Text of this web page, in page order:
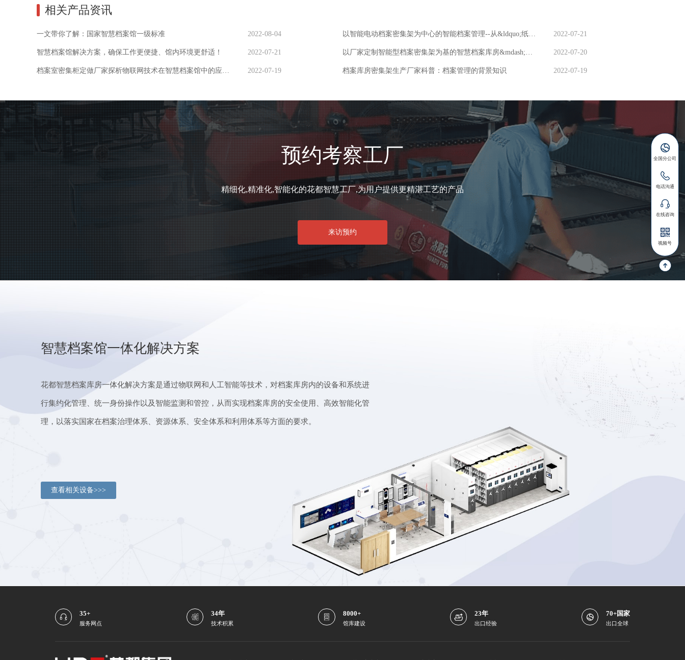
相关产品资讯
一文带你了解：国家智慧档案馆一级标准 2022-08-04 以智能电动档案密集架为中心的智能档案管理--从&ldquo;纸间&rdquo;到&ldquo;指尖&rdquo;的智慧 2022-07-21
智慧档案馆解决方案，确保工作更便捷、馆内环境更舒适！ 2022-07-21 以厂家定制智能型档案密集架为基的智慧档案库房&mdash;保障档案安全的防线 2022-07-20
档案室密集柜定做厂家探析物联网技术在智慧档案馆中的应用！ 2022-07-19 档案库房密集架生产厂家科普：档案管理的背景知识 2022-07-19
预约考察工厂
精细化,精准化,智能化的花都智慧工厂,为用户提供更精湛工艺的产品
来访预约
智慧档案馆一体化解决方案
花都智慧档案库房一体化解决方案是通过物联网和人工智能等技术，对档案库房内的设备和系统进
行集约化管理、统一身份操作以及智能监测和管控，从而实现档案库房的安全使用、高效智能化管
理，以落实国家在档案治理体系、资源体系、安全体系和利用体系等方面的要求。
查看相关设备>>>
35+
服务网点
34年
技术积累
8000+
馆库建设
23年
出口经验
70+国家
出口全球